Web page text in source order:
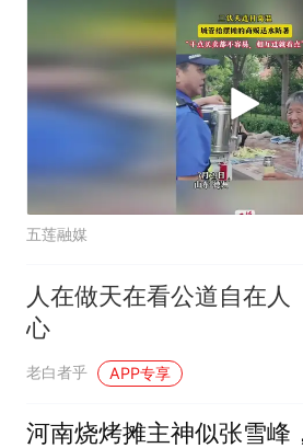
五莲融媒
人在做天在看公道自在人
心
老白者乎 APP专享
河南烧烤摊主神似张雪峰